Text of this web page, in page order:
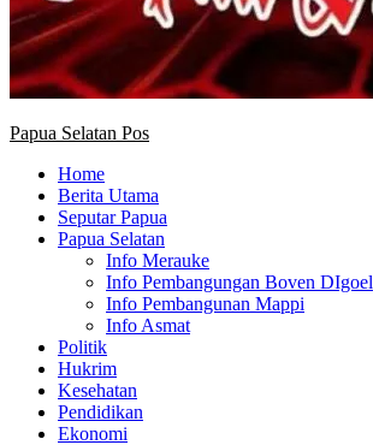
Papua Selatan Pos
Home
Berita Utama
Seputar Papua
Papua Selatan
Info Merauke
Info Pembangungan Boven DIgoel
Info Pembangunan Mappi
Info Asmat
Politik
Hukrim
Kesehatan
Pendidikan
Ekonomi